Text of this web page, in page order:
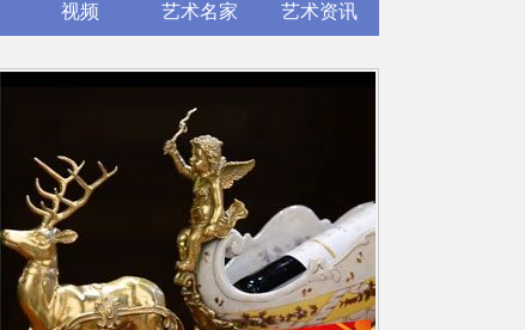
视频 艺术名家 艺术资讯